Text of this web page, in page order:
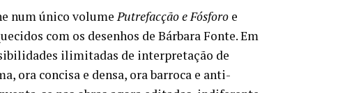
num único volumePutrefacção e Fósforo e
com os desenhos de Bárbara Fonte. Em
ilimitadas de interpretação de
ora concisa e densa, ora barroca e anti-